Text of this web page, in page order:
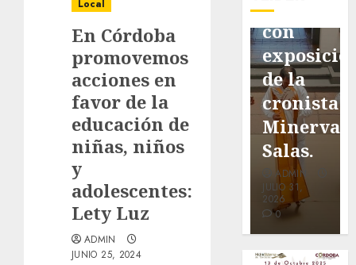
Local
En Córdoba
promovemos
acciones en
favor de la
educación de
niñas, niños
y
adolescentes:
Lety Luz
ADMIN
JUNIO 25, 2024
pavimentación
de San
Marcial
será
mejorada.
Interviene
CASF
JULIO 27,
2026
0
con
exposición
de la
Minerva
Salas.
JULIO 31,
2026
Antonio
Ruiz
Galindo,
de
nuestra
ciudad.
ADMIN
JULIO 30,
2026
0